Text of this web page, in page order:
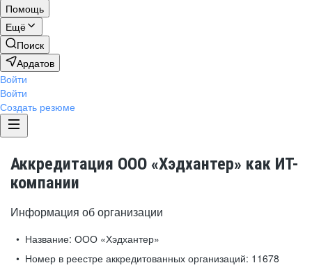
Помощь
Ещё
Поиск
Ардатов
Войти
Войти
Создать резюме
Аккредитация ООО «Хэдхантер» как ИТ-
компании
Информация об организации
Название: ООО «Хэдхантер»
Номер в реестре аккредитованных организаций: 11678